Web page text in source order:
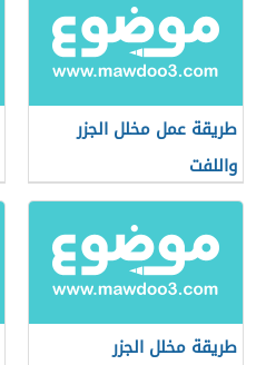
طريقة عمل مخلل الجزر
واللفت
طريقة مخلل الجزر